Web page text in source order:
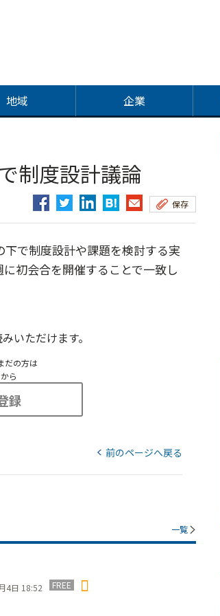
地域 企業
制度設計議論
保存
で制度設計や課題を検討する実
初会合を開催することで一致し
いただけます。
だの方は
ら
録
前のページへ戻る
一覧
4日 18:52 FREE